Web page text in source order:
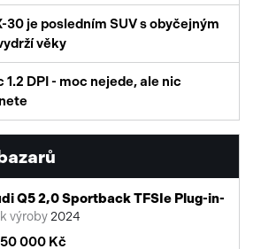
30 je posledním SUV s obyčejným
věky
DPI - moc nejede, ale nic
Q5 2,0 Sportback TFSIe Plug-in-
výroby 2024
000 Kč